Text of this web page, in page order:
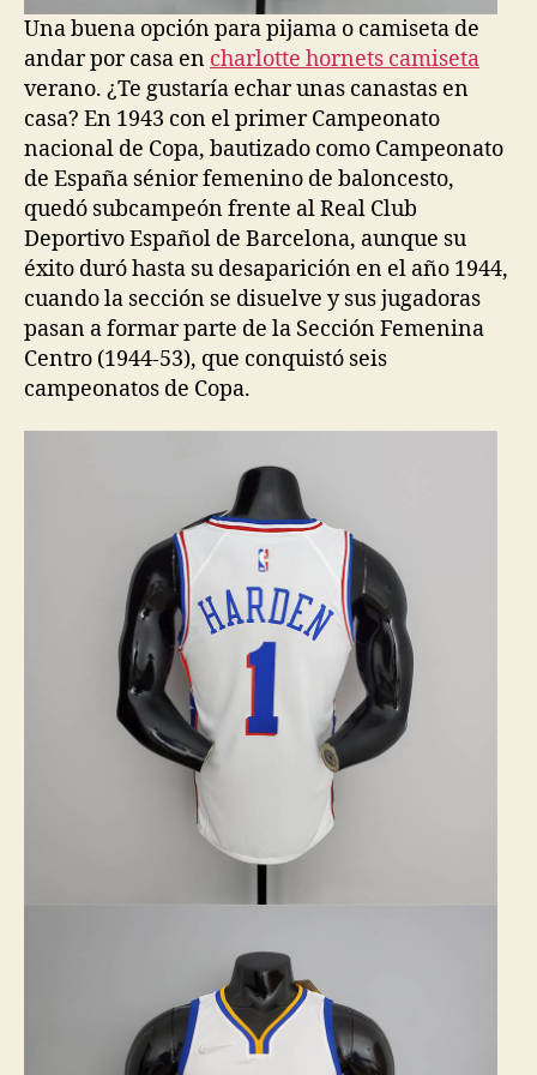
Una buena opción para pijama o camiseta de
andar por casa en charlotte hornets camiseta
verano. ¿Te gustaría echar unas canastas en
casa? En 1943 con el primer Campeonato
nacional de Copa, bautizado como Campeonato
de España sénior femenino de baloncesto,
quedó subcampeón frente al Real Club
Deportivo Español de Barcelona, aunque su
éxito duró hasta su desaparición en el año 1944,
cuando la sección se disuelve y sus jugadoras
pasan a formar parte de la Sección Femenina
Centro (1944-53), que conquistó seis
campeonatos de Copa.